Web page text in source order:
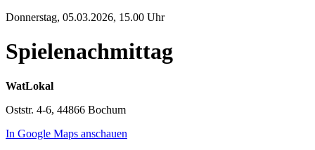
Donnerstag, 05.03.2026, 15.00 Uhr
Spielenachmittag
WatLokal
Oststr. 4-6, 44866 Bochum
In Google Maps anschauen